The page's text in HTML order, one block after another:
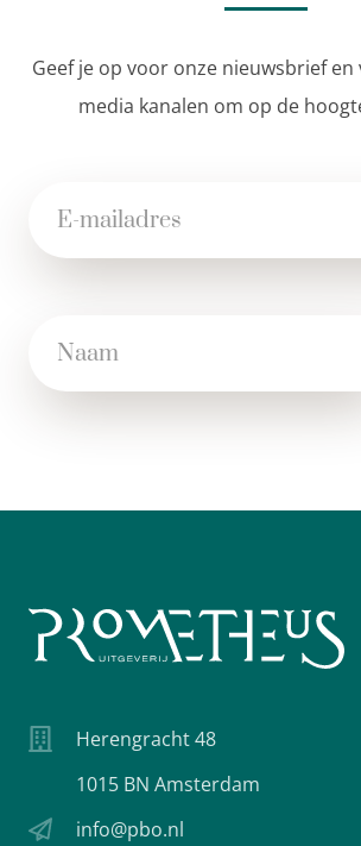
Geef je op voor onze nieuwsbrief en
media kanalen om op de
Herengracht 48
1015 BN Amsterdam
info@pbo.nl